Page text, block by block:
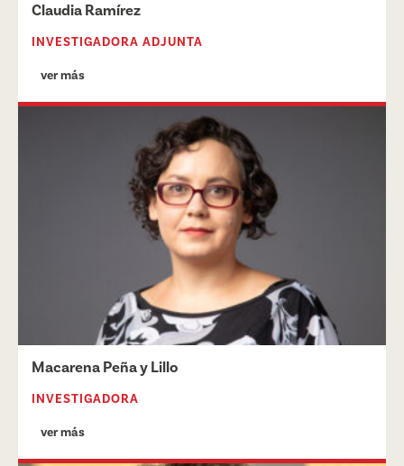
Claudia Ramírez
INVESTIGADORA ADJUNTA
ver más
Macarena Peña y Lillo
INVESTIGADORA
ver más